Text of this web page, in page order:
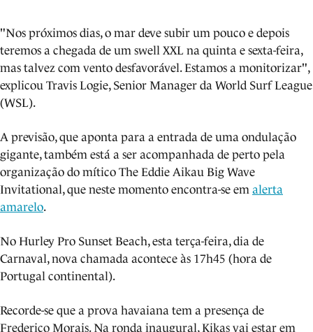
"Nos próximos dias, o mar deve subir um pouco e depois
teremos a chegada de um swell XXL na quinta e sexta-feira,
mas talvez com vento desfavorável. Estamos a monitorizar",
explicou Travis Logie, Senior Manager da World Surf League
(WSL).
A previsão, que aponta para a entrada de uma ondulação
gigante, também está a ser acompanhada de perto pela
organização do mítico The Eddie Aikau Big Wave
Invitational, que neste momento encontra-se em alerta
amarelo.
No Hurley Pro Sunset Beach, esta terça-feira, dia de
Carnaval, nova chamada acontece às 17h45 (hora de
Portugal continental).
Recorde-se que a prova havaiana tem a presença de
Frederico Morais. Na ronda inaugural, Kikas vai estar em